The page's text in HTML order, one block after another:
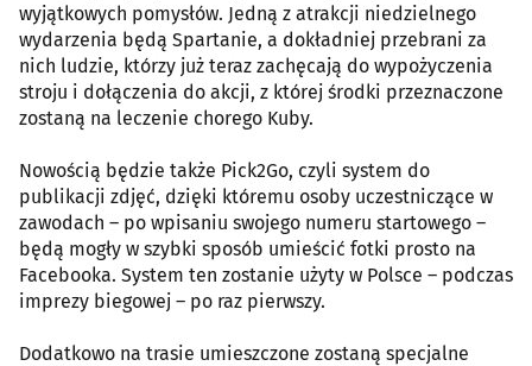
wyjątkowych pomysłów. Jedną z atrakcji niedzielnego
wydarzenia będą Spartanie, a dokładniej przebrani za
nich ludzie, którzy już teraz zachęcają do wypożyczenia
stroju i dołączenia do akcji, z której środki przeznaczone
zostaną na leczenie chorego Kuby.
Nowością będzie także Pick2Go, czyli system do
publikacji zdjęć, dzięki któremu osoby uczestniczące w
zawodach – po wpisaniu swojego numeru startowego –
będą mogły w szybki sposób umieścić fotki prosto na
Facebooka. System ten zostanie użyty w Polsce – podczas
imprezy biegowej – po raz pierwszy.
Dodatkowo na trasie umieszczone zostaną specjalne